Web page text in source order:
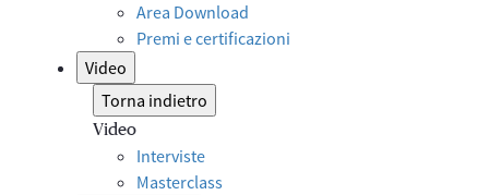
Area Download
Premi e certificazioni
Video
Torna indietro
Video
Interviste
Masterclass